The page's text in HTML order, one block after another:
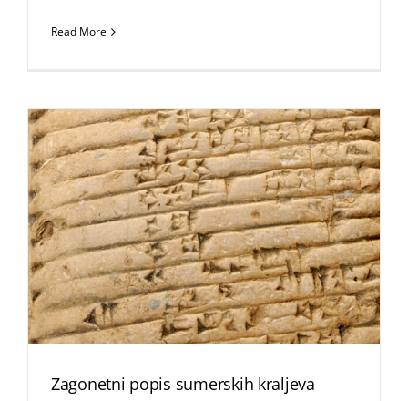
Read More
Zagonetni popis sumerskih kraljeva